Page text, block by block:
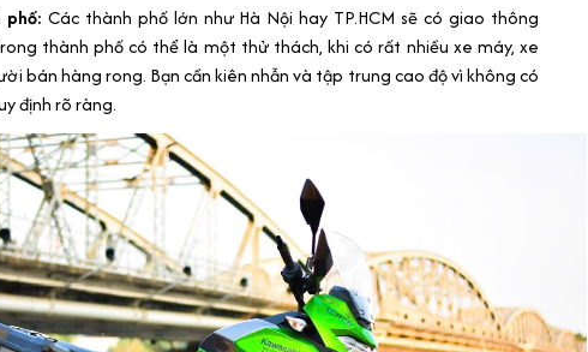
Các thành phố lớn như Hà Nội hay TP.HCM sẽ có giao thông
thành phố có thể là một thử thách, khi có rất nhiều xe máy, xe
bán hàng rong. Bạn cần kiên nhẫn và tập trung cao độ vì không có
định rõ ràng.